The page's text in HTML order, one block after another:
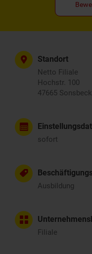
Standort
Netto Filiale
Hochstr. 100
47665 Sonsbeck
sofort
Ausbildung
Filiale